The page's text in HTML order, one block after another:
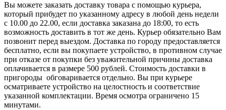
Вы можете заказать доставку товара с помощью курьера,
который прибудет по указанному адресу в любой день недели
с 10.00 до 22.00, если доставка заказана до 18:00, то есть
возможность доставить в тот же день. Курьер обязательно Вам
позвонит перед выездом. Доставка по городу предоставляется
бесплатно, если вы покупаете устройство, в противном случае
при отказе от покупки без уважительной причины доставка
оплачивается в размере 500 рублей. Стоимость доставки в
пригороды обговаривается отдельно. Вы при курьере
осматриваете устройство на целостность и соответствие
указанной комплектации. Время осмотра ограничено 15
минутами.